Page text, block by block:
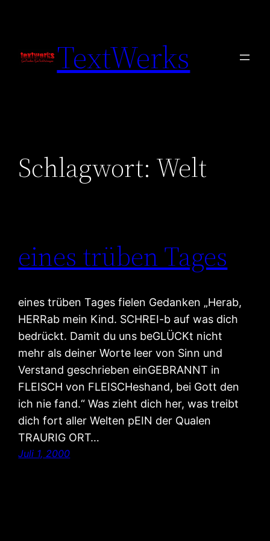
TextWerks
Schlagwort: Welt
eines trüben Tages
eines trüben Tages fielen Gedanken „Herab,
HERRab mein Kind. SCHREI-b auf was dich
bedrückt. Damit du uns beGLÜCKt nicht
mehr als deiner Worte leer von Sinn und
Verstand geschrieben einGEBRANNT in
FLEISCH von FLEISCHeshand, bei Gott den
ich nie fand.“ Was zieht dich her, was treibt
dich fort aller Welten pEIN der Qualen
TRAURIG ORT…
Juli 1, 2000